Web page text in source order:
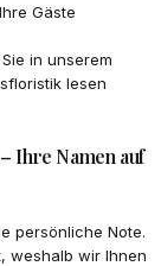
Gäste
in unserem
lesen
Ihre Namen auf
persönliche Note.
weshalb wir Ihnen